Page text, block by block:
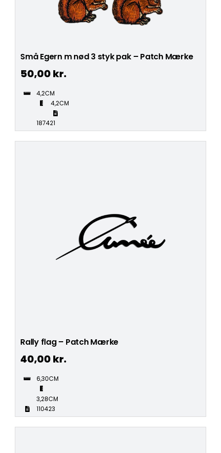
Små Egern m nød 3 styk pak – Patch Mærke
50,00 kr.
4,2CM
4,2CM
187421
Rally flag – Patch Mærke
40,00 kr.
6,30CM
3,28CM
110423